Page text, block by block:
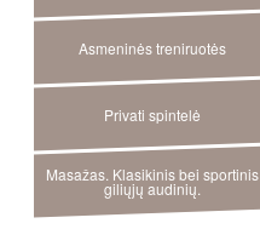
Asmeninės treniruotės
Privati spintelė
Masažas. Klasikinis bei sportinis
giliųjų audinių.